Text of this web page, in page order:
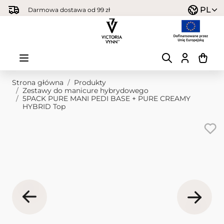
Przejdź do treści
Darmowa dostawa od 99 zł PL
Strona główna / Produkty
/ Zestawy do manicure hybrydowego
/ 5PACK PURE MANI PEDI BASE + PURE CREAMY
HYBRID Top